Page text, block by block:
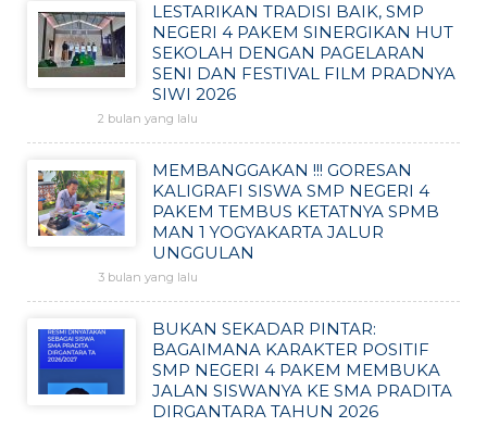
LESTARIKAN TRADISI BAIK, SMP
NEGERI 4 PAKEM SINERGIKAN HUT
SEKOLAH DENGAN PAGELARAN
SENI DAN FESTIVAL FILM PRADNYA
SIWI 2026
2 bulan yang lalu
MEMBANGGAKAN !!! GORESAN
KALIGRAFI SISWA SMP NEGERI 4
PAKEM TEMBUS KETATNYA SPMB
MAN 1 YOGYAKARTA JALUR
UNGGULAN
3 bulan yang lalu
BUKAN SEKADAR PINTAR:
BAGAIMANA KARAKTER POSITIF
SMP NEGERI 4 PAKEM MEMBUKA
JALAN SISWANYA KE SMA PRADITA
DIRGANTARA TAHUN 2026